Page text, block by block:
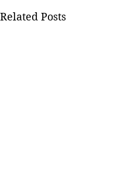
Related Posts